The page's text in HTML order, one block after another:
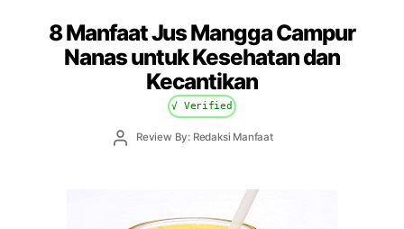
8 Manfaat Jus Mangga Campur
Nanas untuk Kesehatan dan
Kecantikan
√ Verified
PostReview By: Redaksi Manfaat